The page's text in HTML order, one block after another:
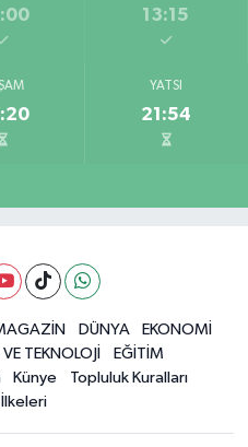
13:15
YATSI
21:54
DÜNYA
EKONOMİ
TEKNOLOJİ
EĞİTİM
Künye
Topluluk Kuralları
İlkeleri